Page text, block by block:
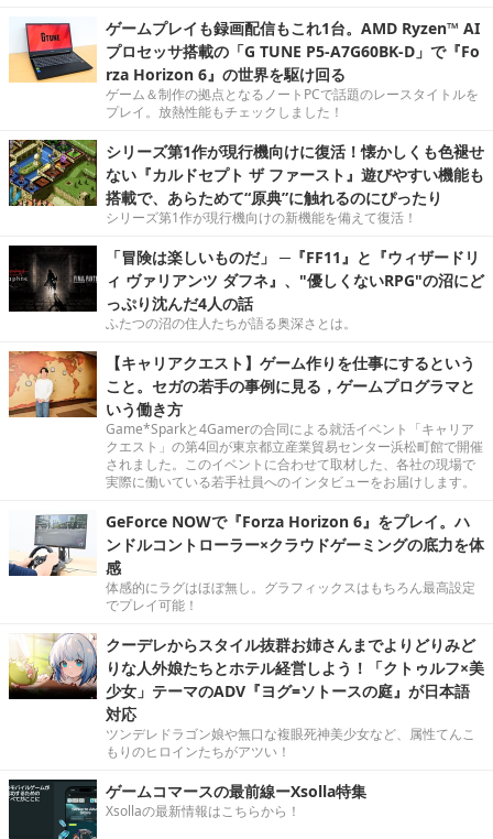
ゲームプレイも録画配信もこれ1台。AMD Ryzen™ AI
プロセッサ搭載の「G TUNE P5-A7G60BK-D」で『Fo
rza Horizon 6』の世界を駆け回る
ゲーム＆制作の拠点となるノートPCで話題のレースタイトルを
プレイ。放熱性能もチェックしました！
シリーズ第1作が現行機向けに復活！懐かしくも色褪せ
ない『カルドセプト ザ ファースト』遊びやすい機能も
搭載で、あらためて“原典”に触れるのにぴったり
シリーズ第1作が現行機向けの新機能を備えて復活！
「冒険は楽しいものだ」 ─『FF11』と『ウィザードリ
ィ ヴァリアンツ ダフネ』、"優しくないRPG"の沼にど
っぷり沈んだ4人の話
ふたつの沼の住人たちが語る奥深さとは。
【キャリアクエスト】ゲーム作りを仕事にするという
こと。セガの若手の事例に見る，ゲームプログラマと
いう働き方
Game*Sparkと4Gamerの合同による就活イベント「キャリア
クエスト」の第4回が東京都立産業貿易センター浜松町館で開催
されました。このイベントに合わせて取材した、各社の現場で
実際に働いている若手社員へのインタビューをお届けします。
GeForce NOWで『Forza Horizon 6』をプレイ。ハ
ンドルコントローラー×クラウドゲーミングの底力を体
感
体感的にラグはほぼ無し。グラフィックスはもちろん最高設定
でプレイ可能！
クーデレからスタイル抜群お姉さんまでよりどりみど
りな人外娘たちとホテル経営しよう！「クトゥルフ×美
少女」テーマのADV『ヨグ=ソトースの庭』が日本語
対応
ツンデレドラゴン娘や無口な複眼死神美少女など、属性てんこ
もりのヒロインたちがアツい！
ゲームコマースの最前線ーXsolla特集
Xsollaの最新情報はこちらから！